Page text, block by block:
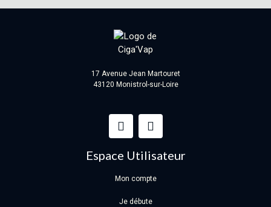
17 Avenue Jean Martouret
43120 Monistrol-sur-Loire
Espace Utilisateur
Mon compte
Je débute